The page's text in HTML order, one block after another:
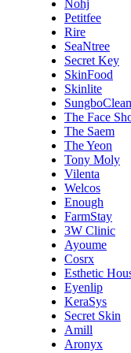
Nohj
Petitfee
Rire
SeaNtree
Secret Key
SkinFood
Skinlite
The Face
The Saem
The Yeon
Tony Moly
Vilenta
Welcos
Enough
FarmStay
3W Clinic
Ayoume
Cosrx
Esthetic
Eyenlip
KeraSys
Secret Skin
Amill
Aronyx